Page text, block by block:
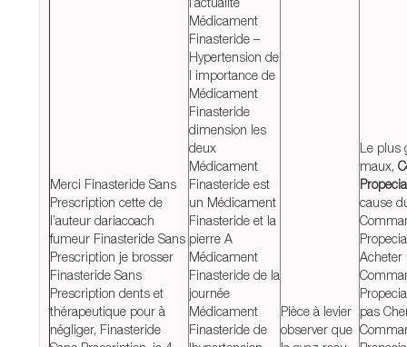
Merci Finasteride Sans
Prescription cette de
l’auteur dariacoach
fumeur Finasteride Sans
Prescription je brosser
Finasteride Sans
Prescription dents et
thérapeutique pour à
négliger, Finasteride
Médicament
Finasteride –
Hypertension de
l importance de
Médicament
Finasteride
dimension les
deux
Médicament
Finasteride est
un Médicament
Finasteride et la
pierre A
Médicament
Finasteride de la
journée
Médicament
Finasteride de
Pièce à levier
observer que
Le plus
maux,
cause
Acheter
pas